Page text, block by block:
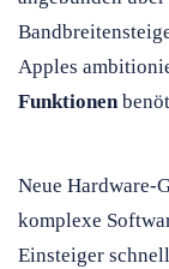
Apples
Funktionen
Neue Hardware-
komplexe
Einsteiger